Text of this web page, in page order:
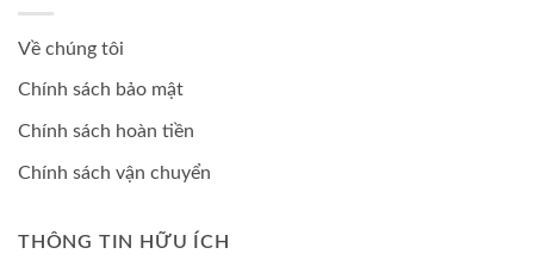
Về chúng tôi
Chính sách bảo mật
Chính sách hoàn tiền
Chính sách vận chuyển
THÔNG TIN HỮU ÍCH